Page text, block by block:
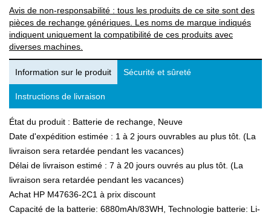
Avis de non-responsabilité : tous les produits de ce site sont des
pièces de rechange génériques. Les noms de marque indiqués
indiquent uniquement la compatibilité de ces produits avec
diverses machines.
Information sur le produit Sécurité et sûreté
Instructions de livraison
État du produit : Batterie de rechange, Neuve
Date d'expédition estimée : 1 à 2 jours ouvrables au plus tôt. (La
livraison sera retardée pendant les vacances)
Délai de livraison estimé : 7 à 20 jours ouvrés au plus tôt. (La
livraison sera retardée pendant les vacances)
Achat HP M47636-2C1 à prix discount
Capacité de la batterie: 6880mAh/83WH, Technologie batterie: Li-